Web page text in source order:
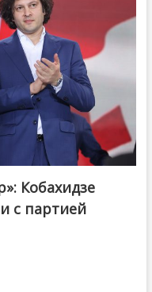
Кобахидзе
с партией